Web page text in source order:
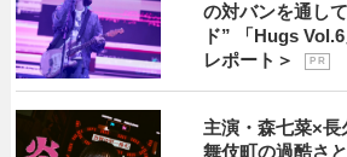
の対バンを通し
ド” 「Hugs
レポート＞
P R
主演・森七菜×
舞伎町の過酷さ